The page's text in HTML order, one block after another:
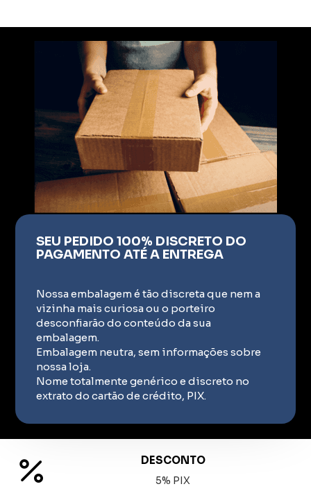
SEU PEDIDO 100% DISCRETO DO
PAGAMENTO ATÉ A ENTREGA
Nossa embalagem é tão discreta que nem a
vizinha mais curiosa ou o porteiro
desconfiarão do conteúdo da sua
embalagem.
Embalagem neutra, sem informações sobre
nossa loja.
Nome totalmente genérico e discreto no
extrato do cartão de crédito, PIX.
DESCONTO
5% PIX